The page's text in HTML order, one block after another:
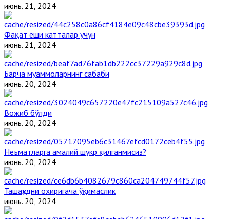
июнь. 21, 2024
Фақат ёши катталар учун
июнь. 21, 2024
Барча муаммоларнинг сабаби
июнь. 20, 2024
Вожиб бўлди
июнь. 20, 2024
Неъматларга амалий шукр қилганмисиз?
июнь. 20, 2024
Ташаҳҳудни охиригача ўқимаслик
июнь. 20, 2024